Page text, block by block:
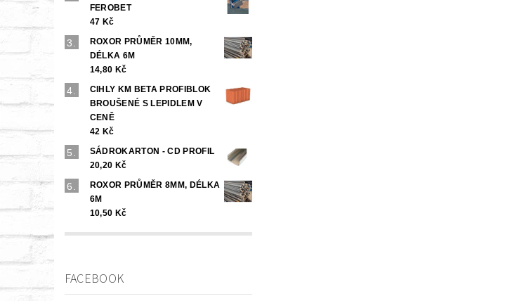
FEROBET
47 Kč
ROXOR PRŮMĚR 10MM,
DÉLKA 6M
14,80 Kč
CIHLY KM BETA PROFIBLOK
BROUŠENÉ S LEPIDLEM V
CENĚ
42 Kč
SÁDROKARTON - CD PROFIL
20,20 Kč
ROXOR PRŮMĚR 8MM, DÉLKA
6M
10,50 Kč
FACEBOOK